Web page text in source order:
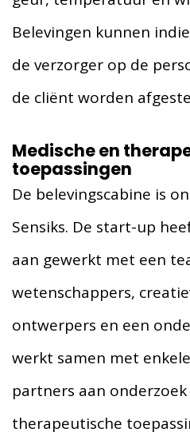
Belevingen kunnen
de verzorger op de
de cliënt worden
Medische en
toepassingen
De belevingscabine is
Sensiks. De start-up
aan gewerkt met een
wetenschappers,
ontwerpers en een
werkt samen met
partners aan
therapeutische